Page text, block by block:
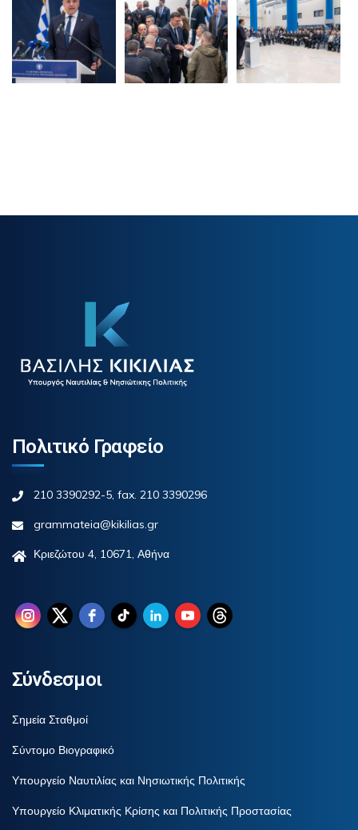
Πολιτικό Γραφείο
210 3390292-5, fax. 210 3390296
grammateia@kikilias.gr
Κριεζώτου 4, 10671, Αθήνα
Σύνδεσμοι
Σημεία Σταθμοί
Σύντομο Βιογραφικό
Υπουργείο Ναυτιλίας και Νησιωτικής Πολιτικής
Υπουργείο Κλιματικής Κρίσης και Πολιτικής Προστασίας